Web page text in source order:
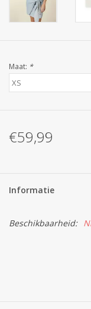
Maat: *
€59,99
Informatie
Beschikbaarheid: